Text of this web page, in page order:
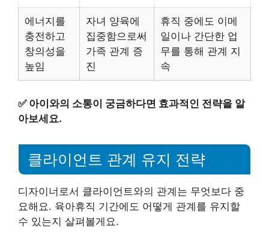
에너지를
충전하고
창의성을
높임
자녀 양육에
집중함으로써
가족 관계 증
진
휴직 중에도 이메
일이나 간단한 업
무를 통해 관계 지
속
✅ 아이와의 소통이 궁금하다면 효과적인 전략을 알
아보세요.
클라이언트 관계 유지 전략
디자이너로서 클라이언트와의 관계는 무엇보다 중
요해요. 육아휴직 기간에도 어떻게 관계를 유지할
수 있는지 살펴볼게요.